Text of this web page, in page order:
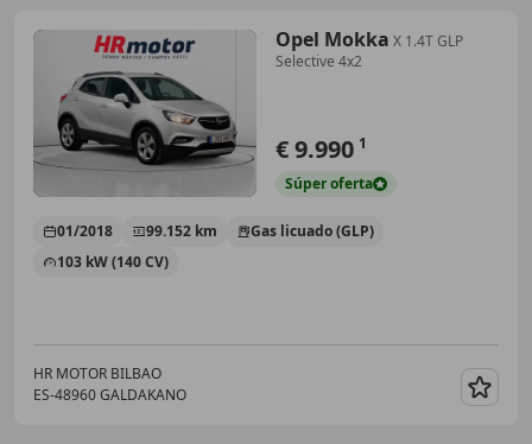
Opel Mokka X 1.4T GLP
Selective 4x2
€ 9.990 1
Súperoferta
01/2018 99.152 km
Gas licuado (GLP)
103 kW (140 CV)
HR MOTOR BILBAO
ES-48960 GALDAKANO